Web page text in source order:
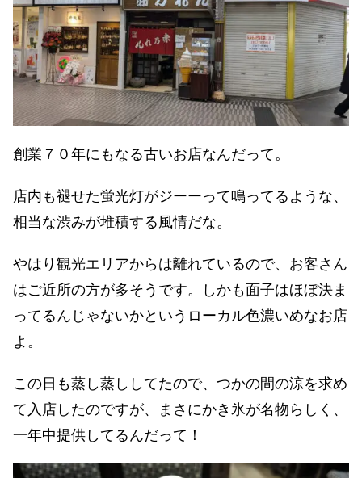
創業７０年にもなる古いお店なんだって。
店内も褪せた蛍光灯がジーーって鳴ってるような、
相当な渋みが堆積する風情だな。
やはり観光エリアからは離れているので、お客さん
はご近所の方が多そうです。しかも面子はほぼ決ま
ってるんじゃないかというローカル色濃いめなお店
よ。
この日も蒸し蒸ししてたので、つかの間の涼を求め
て入店したのですが、まさにかき氷が名物らしく、
一年中提供してるんだって！